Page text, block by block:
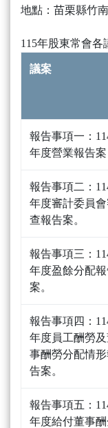
地點：苗栗縣竹
115年股東常會
議案
報告事項一：
年度營業報告案
報告事項二：
年度審計委員會
查報告案。
報告事項三：
年度盈餘分配
案。
報告事項四：
年度員工酬勞
事酬勞分配情形
告案。
報告事項五：
年度給付董事酬